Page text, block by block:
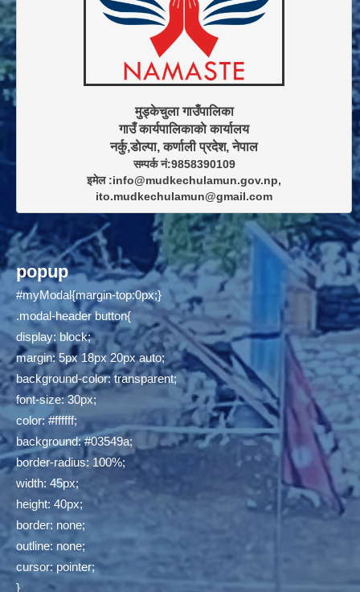
मुड्केचुला गाउँपालिका
गाउँ कार्यपालिकाकाे कार्यालय
सम्पर्क नं:9858390109
इमेल :info@mudkechulamun.gov.np,
ito.mudkechulamun@gmail.com
popup
#myModal{margin-top:0px;}
.modal-header button{
display: block;
margin: 5px 18px 20px auto;
background-color: transparent;
font-size: 30px;
color: #ffffff;
background: #03549a;
border-radius: 100%;
width: 45px;
height: 40px;
border: none;
outline: none;
cursor: pointer;
}